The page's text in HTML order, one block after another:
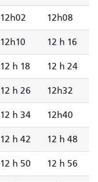
12h02 12h08
12h10 12 h 16
12 h 18 12 h 24
12 h 26 12h32
12 h 34 12h40
12 h 42 12 h 48
12 h 50 12 h 56